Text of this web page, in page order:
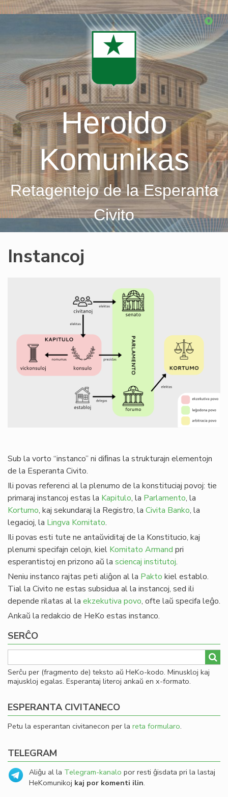
Skip
Heroldo
Komunikas
Retagentejo de la Esperanta
Civito
Instancoj
Sub la vorto “instanco” ni diﬁnas la strukturajn elementojn
de la Esperanta Civito.
Ili povas referenci al la plenumo de la konstituciaj povoj: tie
primaraj instancoj estas la Kapitulo, la Parlamento, la
Kortumo, kaj sekundaraj la Registro, la Civita Banko, la
legacioj, la Lingva Komitato.
Ili povas esti tute ne antaŭviditaj de la Konstitucio, kaj
plenumi specifajn celojn, kiel Komitato Armand pri
esperantistoj en prizono aŭ la sciencaj institutoj.
Neniu instanco rajtas peti aliĝon al la Pakto kiel establo.
Tial la Civito ne estas subsidua al la instancoj, sed ili
depende rilatas al la ekzekutiva povo, ofte laŭ specifa leĝo.
Ankaŭ la redakcio de HeKo estas instanco.
SERĈO
Serĉu per (fragmento de) teksto aŭ HeKo-kodo. Minuskloj kaj
majuskloj egalas. Esperantaj literoj ankaŭ en x-formato.
ESPERANTA CIVITANECO
Petu la esperantan civitanecon per la reta formularo.
TELEGRAM
Aliĝu al la Telegram-kanalo por resti ĝisdata pri la lastaj
HeKomunikoj kaj por komenti ilin.